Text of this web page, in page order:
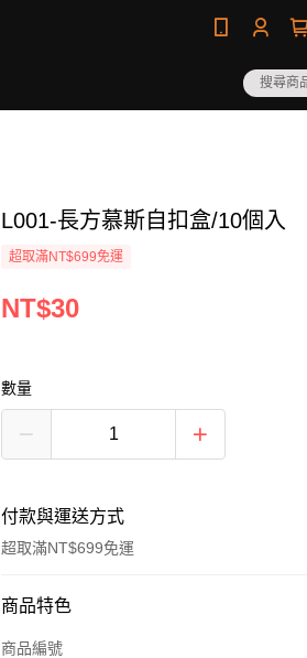
L001-長方慕斯自扣盒/10個入
超取滿NT$699免運
NT$30
數量
付款與運送方式
超取滿NT$699免運
付款方式
信用卡一次付款
商品特色
商品編號